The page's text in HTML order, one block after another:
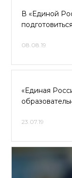
В «Единой
08.08.19
«Единая
23.07.19